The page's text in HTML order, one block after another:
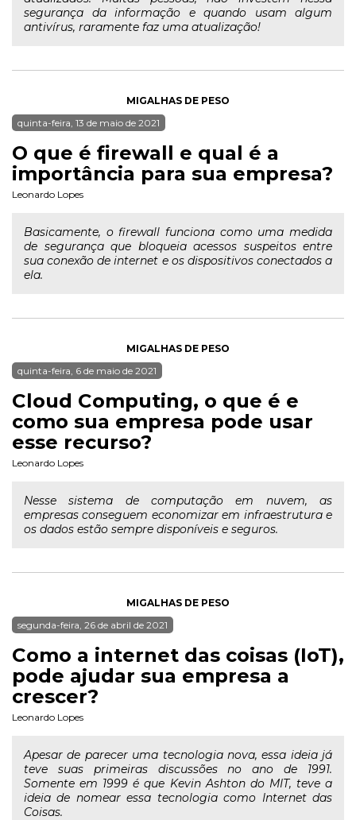
segurança da informação e quando usam algum
antivírus, raramente faz uma atualização!
MIGALHAS DE PESO
quinta-feira, 13 de maio de 2021
O que é firewall e qual é a
importância para sua empresa?
Leonardo Lopes
Basicamente, o firewall funciona como uma medida
de segurança que bloqueia acessos suspeitos entre
sua conexão de internet e os dispositivos conectados a
ela.
MIGALHAS DE PESO
quinta-feira, 6 de maio de 2021
Cloud Computing, o que é e
como sua empresa pode usar
esse recurso?
Leonardo Lopes
Nesse sistema de computação em nuvem, as
empresas conseguem economizar em infraestrutura e
os dados estão sempre disponíveis e seguros.
MIGALHAS DE PESO
segunda-feira, 26 de abril de 2021
Como a internet das coisas (IoT),
pode ajudar sua empresa a
crescer?
Leonardo Lopes
Apesar de parecer uma tecnologia nova, essa ideia já
teve suas primeiras discussões no ano de 1991.
Somente em 1999 é que Kevin Ashton do MIT, teve a
ideia de nomear essa tecnologia como Internet das
Coisas.